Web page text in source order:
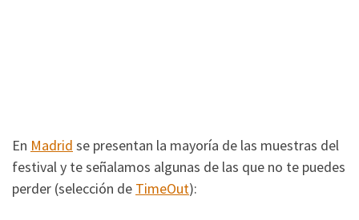
En Madrid se presentan la mayoría de las muestras del
festival y te señalamos algunas de las que no te puedes
perder (selección de TimeOut):